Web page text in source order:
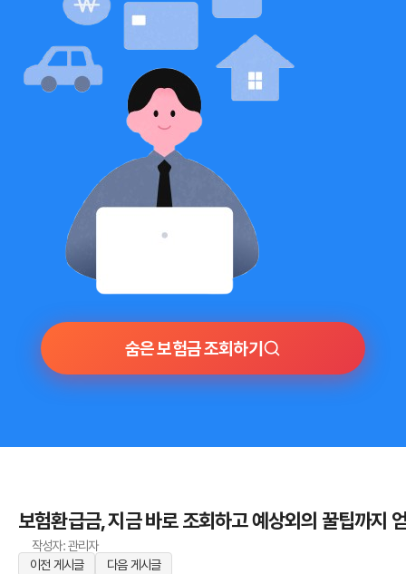
숨은 보험금 조회하기
보험환급금, 지금 바로 조회하고 예상외의 꿀팁까지
작성자: 관리자
이전 게시글
다음 게시글